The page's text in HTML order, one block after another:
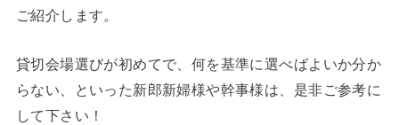
ご紹介します。
貸切会場選びが初めてで、何を基準に選べばよいか分か
らない、といった新郎新婦様や幹事様は、是非ご参考に
して下さい！